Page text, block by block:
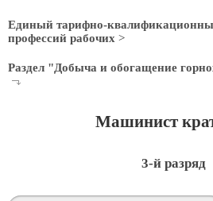
Единый тарифно-
профессий рабочих >
Раздел "Добыча и обогащение
Машинист
3-й разряд